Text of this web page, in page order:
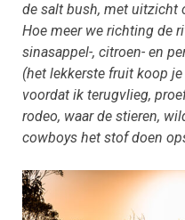
de salt bush, met uitzicht
Hoe meer we richting de
sinasappel-, citroen- en
(het lekkerste fruit koop
voordat ik terugvlieg,
rodeo, waar de stieren,
cowboys het stof doen